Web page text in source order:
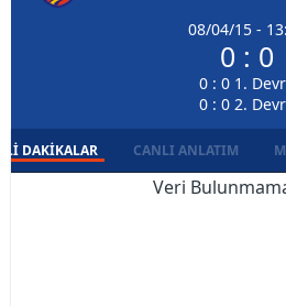
08/04/15 -
0 : 0
0 : 0 1.
0 : 0 2.
DAKIKALAR CANLI ANLATIM
Veri